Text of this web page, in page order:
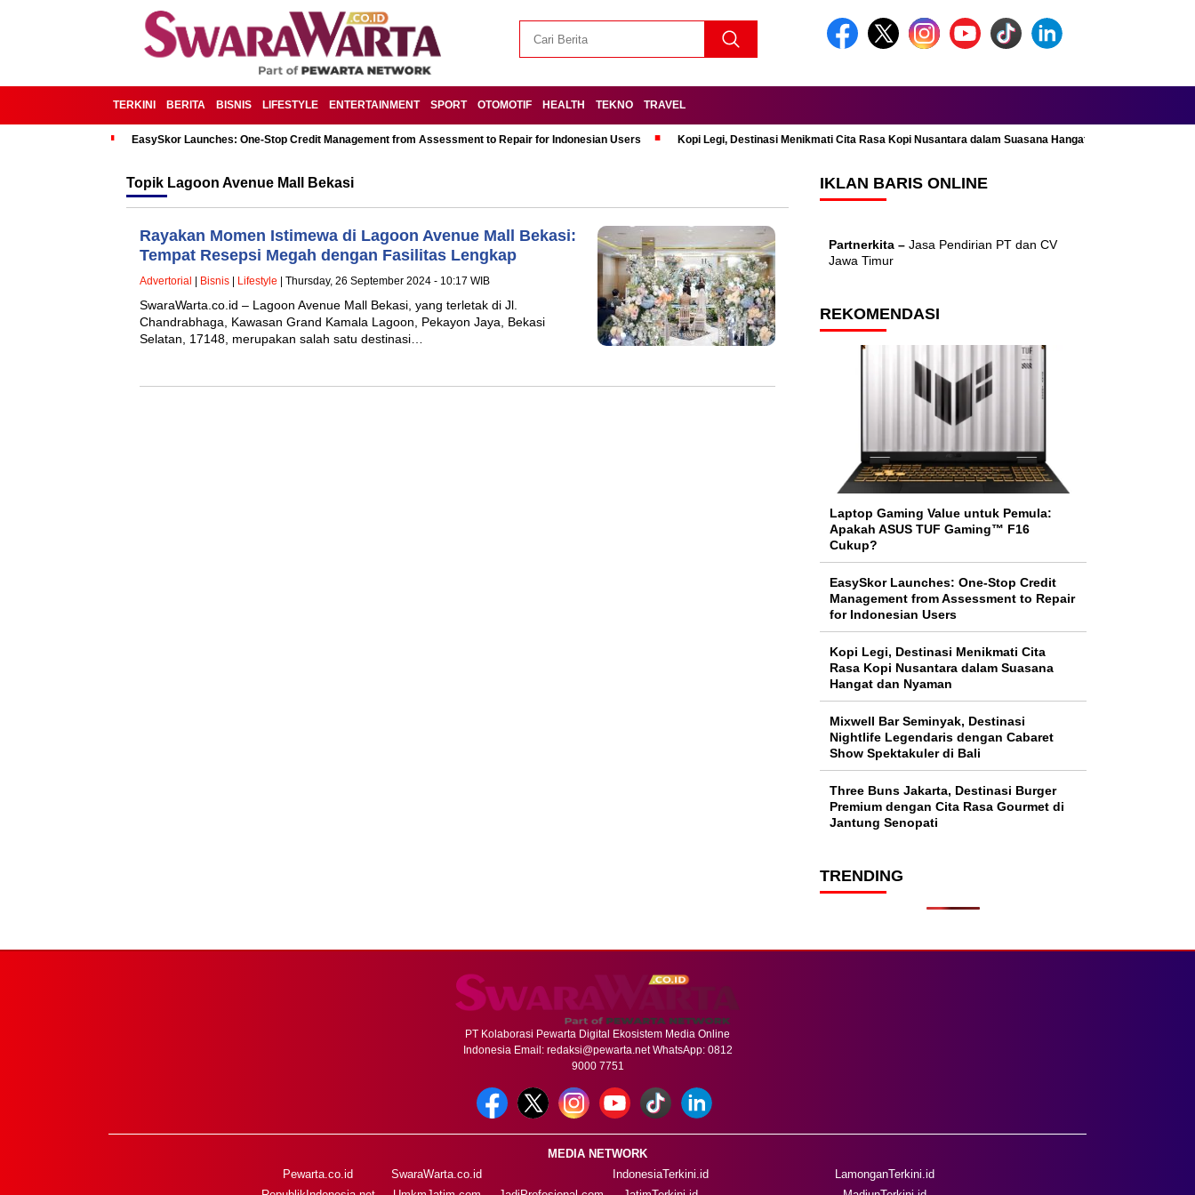
TERKINI BERITA BISNIS LIFESTYLE ENTERTAINMENT SPORT OTOMOTIF HEALTH TEKNO TRAVEL
EasySkor Launches: One-Stop Credit Management from Assessment to Repair for Indonesian Users Kopi Legi, Destinasi Menikmati Cita Rasa Kopi Nusantara dalam Suasana Hangat dan Nyaman
Topik Lagoon Avenue Mall Bekasi
Rayakan Momen Istimewa di Lagoon Avenue Mall Bekasi:
Tempat Resepsi Megah dengan Fasilitas Lengkap
Advertorial Bisnis Lifestyle | Thursday, 26 September 2024 - 10:17 WIB
SwaraWarta.co.id – Lagoon Avenue Mall Bekasi, yang terletak di Jl.
Chandrabhaga, Kawasan Grand Kamala Lagoon, Pekayon Jaya, Bekasi
Selatan, 17148, merupakan salah satu destinasi…
IKLAN BARIS ONLINE
Partnerkita – Jasa Pendirian PT dan CV
Jawa Timur
REKOMENDASI
Laptop Gaming Value untuk Pemula:
Apakah ASUS TUF Gaming™ F16
Cukup?
EasySkor Launches: One-Stop Credit
Management from Assessment to Repair
for Indonesian Users
Kopi Legi, Destinasi Menikmati Cita
Rasa Kopi Nusantara dalam Suasana
Hangat dan Nyaman
Mixwell Bar Seminyak, Destinasi
Nightlife Legendaris dengan Cabaret
Show Spektakuler di Bali
Three Buns Jakarta, Destinasi Burger
Premium dengan Cita Rasa Gourmet di
Jantung Senopati
TRENDING
PT Kolaborasi Pewarta Digital Ekosistem Media Online
Indonesia Email: redaksi@pewarta.netWhatsApp: 0812
9000 7751
MEDIA NETWORK
Pewarta.co.id
SwaraWarta.co.id
IndonesiaTerkini.id
LamonganTerkini.id